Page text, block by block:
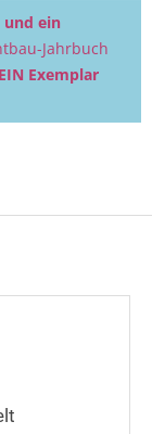
und ein
Jahrbuch
Exemplar